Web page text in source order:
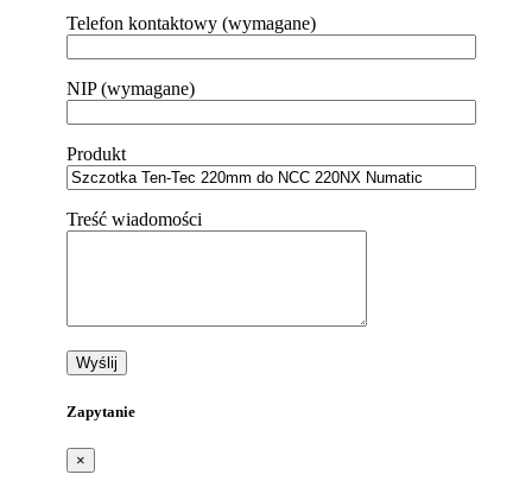
Telefon kontaktowy (wymagane)
NIP (wymagane)
Produkt
Treść wiadomości
Zapytanie
×